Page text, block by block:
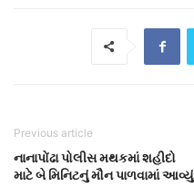
Previous article
નાનાપોંઢા પોલીસ મથકમાં શહીદો
માટે બે મિનિટનું મૌન પાળવામાં આવ્યું